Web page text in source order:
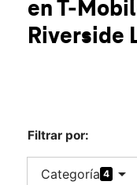
Mar.: 10:00
1825 Riverside Dr
en T-
Riverside
Filtrar por:
Categoría 4 arrow_drop_down